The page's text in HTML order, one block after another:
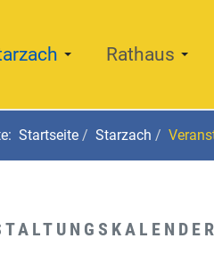
Rathaus
Startseite Starzach